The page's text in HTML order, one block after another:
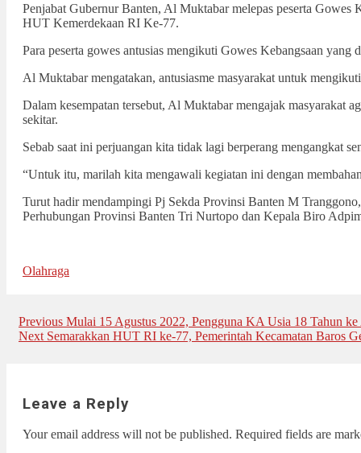
Penjabat Gubernur Banten, Al Muktabar melepas peserta
HUT Kemerdekaan RI Ke-77.
Para peserta gowes antusias mengikuti Gowes Kebangsaan
Al Muktabar mengatakan, antusiasme masyarakat untuk
Dalam kesempatan tersebut, Al Muktabar mengajak masyarakat
sekitar.
Sebab saat ini perjuangan kita tidak lagi berperang mengangkat
“Untuk itu, marilah kita mengawali kegiatan ini dengan
Turut hadir mendampingi Pj Sekda Provinsi Banten M
Perhubungan Provinsi Banten Tri Nurtopo dan Kepala Biro
Olahraga
Post
navigation
Previous Previous
post:
Mulai 15 Agustus 2022, Pengguna KA Usia 18 Tahun
Next Next
Semarakkan HUT RI ke-77, Pemerintah Kecamatan Baros
Leave a Reply
Your email address will not be published. Required fields are